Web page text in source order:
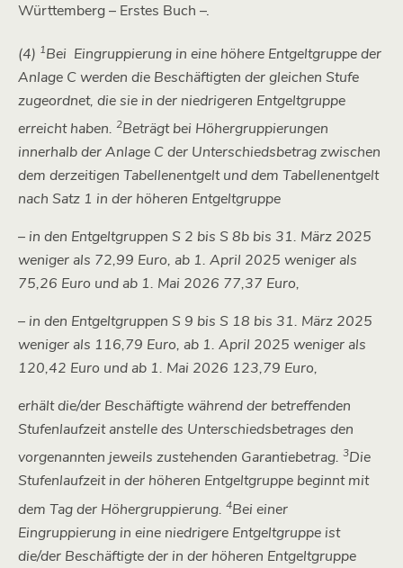
Württemberg – Erstes Buch –.
(4) 1Bei Eingruppierung in eine höhere Entgeltgruppe der
Anlage C werden die Beschäftigten der gleichen Stufe
zugeordnet, die sie in der niedrigeren Entgeltgruppe
erreicht haben. 2Beträgt bei Höhergruppierungen
innerhalb der Anlage C der Unterschiedsbetrag zwischen
dem derzeitigen Tabellenentgelt und dem Tabellenentgelt
nach Satz 1 in der höheren Entgeltgruppe
– in den Entgeltgruppen S 2 bis S 8b bis 31. März 2025
weniger als 72,99 Euro, ab 1. April 2025 weniger als
75,26 Euro und ab 1. Mai 2026 77,37 Euro,
– in den Entgeltgruppen S 9 bis S 18 bis 31. März 2025
weniger als 116,79 Euro, ab 1. April 2025 weniger als
120,42 Euro und ab 1. Mai 2026 123,79 Euro,
erhält die/der Beschäftigte während der betreffenden
Stufenlaufzeit anstelle des Unterschiedsbetrages den
vorgenannten jeweils zustehenden Garantiebetrag. 3Die
Stufenlaufzeit in der höheren Entgeltgruppe beginnt mit
dem Tag der Höhergruppierung. 4Bei einer
Eingruppierung in eine niedrigere Entgeltgruppe ist
die/der Beschäftigte der in der höheren Entgeltgruppe